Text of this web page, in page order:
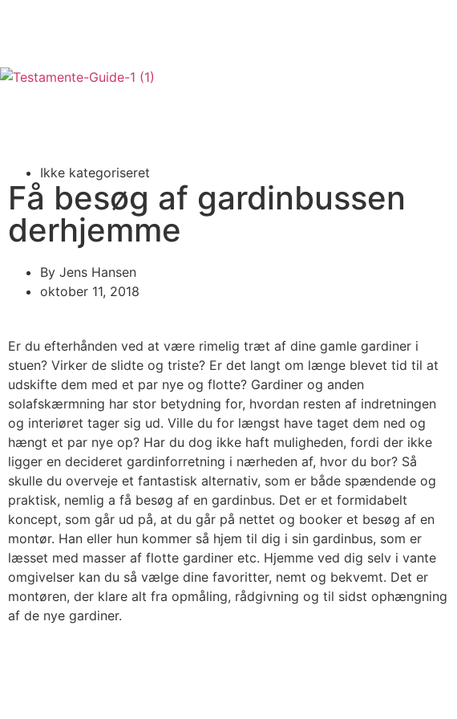
Ikke kategoriseret
Få besøg af gardinbussen
derhjemme
By Jens Hansen
oktober 11, 2018
Er du efterhånden ved at være rimelig træt af dine gamle gardiner i
stuen? Virker de slidte og triste? Er det langt om længe blevet tid til at
udskifte dem med et par nye og flotte? Gardiner og anden
solafskærmning har stor betydning for, hvordan resten af indretningen
og interiøret tager sig ud. Ville du for længst have taget dem ned og
hængt et par nye op? Har du dog ikke haft muligheden, fordi der ikke
ligger en decideret gardinforretning i nærheden af, hvor du bor? Så
skulle du overveje et fantastisk alternativ, som er både spændende og
praktisk, nemlig a få besøg af en gardinbus. Det er et formidabelt
koncept, som går ud på, at du går på nettet og booker et besøg af en
montør. Han eller hun kommer så hjem til dig i sin gardinbus, som er
læsset med masser af flotte gardiner etc. Hjemme ved dig selv i vante
omgivelser kan du så vælge dine favoritter, nemt og bekvemt. Det er
montøren, der klare alt fra opmåling, rådgivning og til sidst ophængning
af de nye gardiner.